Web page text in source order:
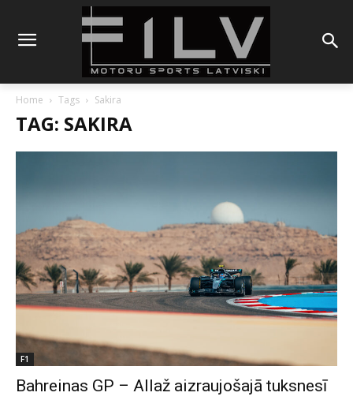
Home Tags Sakira
TAG: SAKIRA
F1
Bahreinas GP – Allaž aizraujošajā tuksnesī